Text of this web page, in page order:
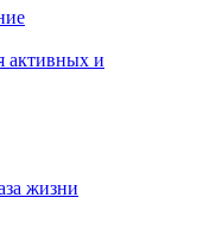
активных и
жизни